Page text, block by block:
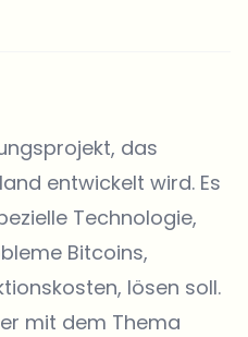
das
entwickelt wird. Es
Technologie,
Bitcoins,
lösen soll.
mit dem Thema